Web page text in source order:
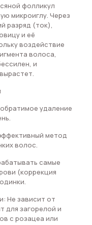
фолликул
микроиглу. Через
разряд (ток),
и её
воздействие
волоса,
и
удаление
метод
волос.
самые
(коррекция
Не зависит от
для загорелой и
с розацеа или